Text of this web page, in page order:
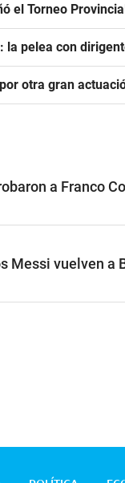
el Torneo
la pelea con
otra gran
a Franco
Messi vuelven a